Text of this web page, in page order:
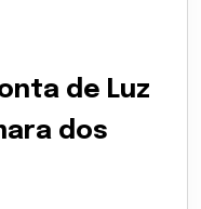
de Luz
dos